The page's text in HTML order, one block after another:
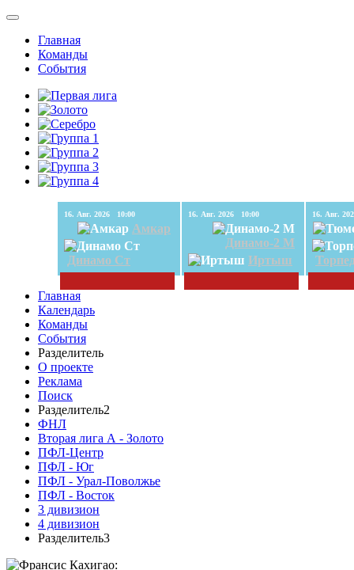
Главная
Команды
События
16. Авг. 2026 10:00
Амкар
Динамо Ст
16. Авг. 2026 10:00
Динамо-2 М
Иртыш
Главная
Календарь
Команды
События
Разделитель
О проекте
Реклама
Поиск
Разделитель2
ФНЛ
Вторая лига А - Золото
ПФЛ-Центр
ПФЛ - Юг
ПФЛ - Урал-Поволжье
ПФЛ - Восток
3 дивизион
4 дивизион
Разделитель3